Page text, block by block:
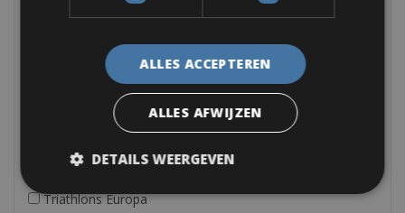
Spanje – Costa Blanca
Spanje – Costa Daurada
Spanje – Costa del Sol – Andalusië
Spanje – Mallorca
Spanje- Ibiza
Triathlons Europa
ALLES ACCEPTEREN
ALLES AFWIJZEN
DETAILS WEERGEVEN